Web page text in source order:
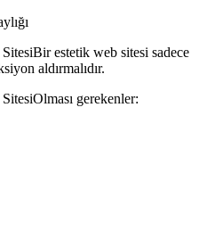
estetik web sitesi sadece
aldırmalıdır.
gerekenler: